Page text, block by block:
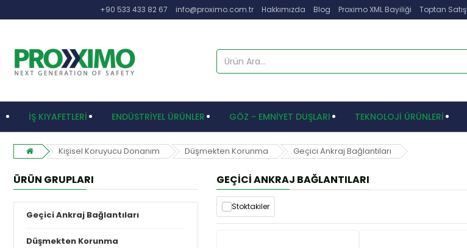
+90 533 433 82 67 info@proximo.com.tr Hakkımızda Blog Proximo XML Bayiliği Toptan Satış
İŞ KIYAFETLERİ ENDÜSTRİYEL ÜRÜNLER GÖZ - EMNİYET DUŞLARI TEKNOLOJİ ÜRÜNLERİ
Kişisel Koruyucu Donanım Düşmekten Korunma Geçici Ankraj Bağlantıları
ÜRÜN GRUPLARI
Geçici Ankraj Bağlantıları
Düşmekten Korunma
GEÇICI ANKRAJ BAĞLANTILARI
Stoktakiler